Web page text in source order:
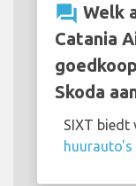
question_answer Welk
Catania
Skoda
SIXT biedt
huurauto's